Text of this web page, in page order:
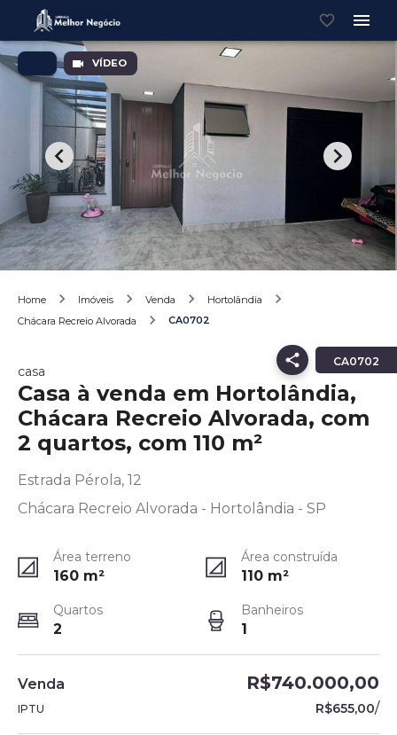
VÍDEO
Home Imóveis Venda
Hortolândia
Chácara Recreio Alvorada
CA0702
CA0702
casa
Casa à venda em Hortolândia,
Chácara Recreio Alvorada, com
2 quartos, com 110 m²
Estrada Pérola, 12
Chácara Recreio Alvorada - Hortolândia - SP
Área terreno
160 m²
Área construída
110 m²
Quartos
2
Banheiros
1
Venda R$740.000,00
IPTU R$655,00/